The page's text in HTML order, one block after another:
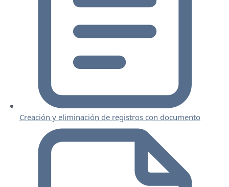
Creación y eliminación de registros con documento